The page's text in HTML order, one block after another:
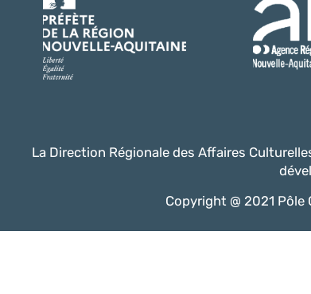
La Direction Régionale des Affaires
Copyright @ 2021